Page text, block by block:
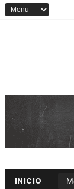
INICIO